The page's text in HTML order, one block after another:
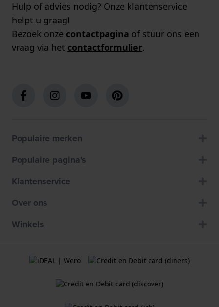
Hulp of advies nodig? Onze klantenservice
helpt u graag!
Bezoek onze contactpagina of stuur ons een
vraag via het contactformulier.
Populaire merken
Populaire pagina's
Klantenservice
Over ons
Winkels